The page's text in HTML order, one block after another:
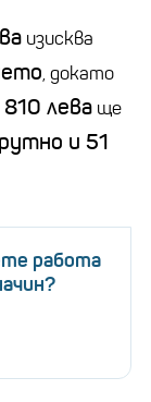
изисква
, докато
лева ще
и 51
работа